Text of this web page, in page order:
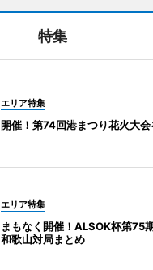
特集
エリア特集
開催！第74回港まつり花火大会
エリア特集
まもなく開催！ALSOK杯第75
和歌山対局まとめ